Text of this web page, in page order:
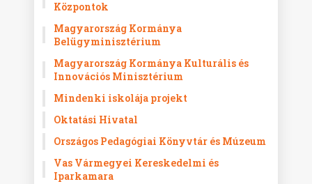
Központok
Magyarország Kormánya
Belügyminisztérium
Magyarország Kormánya Kulturális és
Innovációs Minisztérium
Mindenki iskolája projekt
Oktatási Hivatal
Országos Pedagógiai Könyvtár és Múzeum
Vas Vármegyei Kereskedelmi és
Iparkamara